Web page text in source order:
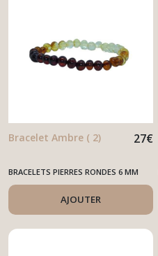
Bracelet Ambre ( 2) 27€
BRACELETS PIERRES RONDES 6 MM
AJOUTER
résultats